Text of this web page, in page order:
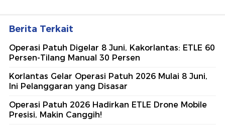
Berita Terkait
Operasi Patuh Digelar 8 Juni, Kakorlantas: ETLE 60
Persen-Tilang Manual 30 Persen
Korlantas Gelar Operasi Patuh 2026 Mulai 8 Juni,
Ini Pelanggaran yang Disasar
Operasi Patuh 2026 Hadirkan ETLE Drone Mobile
Presisi, Makin Canggih!